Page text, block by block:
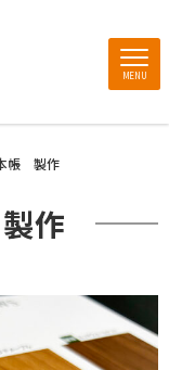
MENU
帳 製作
作